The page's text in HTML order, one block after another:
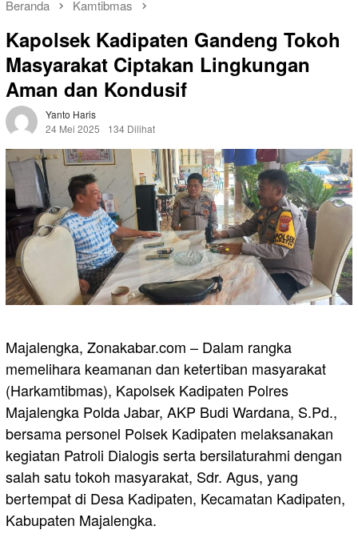
Beranda Kamtibmas
Kapolsek Kadipaten Gandeng Tokoh
Masyarakat Ciptakan Lingkungan
Aman dan Kondusif
Yanto Haris
24 Mei 2025
134 Dilihat
Majalengka, Zonakabar.com – Dalam rangka
memelihara keamanan dan ketertiban masyarakat
(Harkamtibmas), Kapolsek Kadipaten Polres
Majalengka Polda Jabar, AKP Budi Wardana, S.Pd.,
bersama personel Polsek Kadipaten melaksanakan
kegiatan Patroli Dialogis serta bersilaturahmi dengan
salah satu tokoh masyarakat, Sdr. Agus, yang
bertempat di Desa Kadipaten, Kecamatan Kadipaten,
Kabupaten Majalengka.